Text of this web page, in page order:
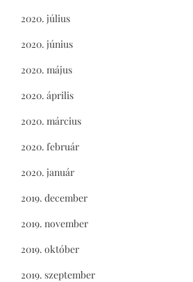
2020. július
2020. június
2020. május
2020. április
2020. március
2020. február
2020. január
2019. december
2019. november
2019. október
2019. szeptember